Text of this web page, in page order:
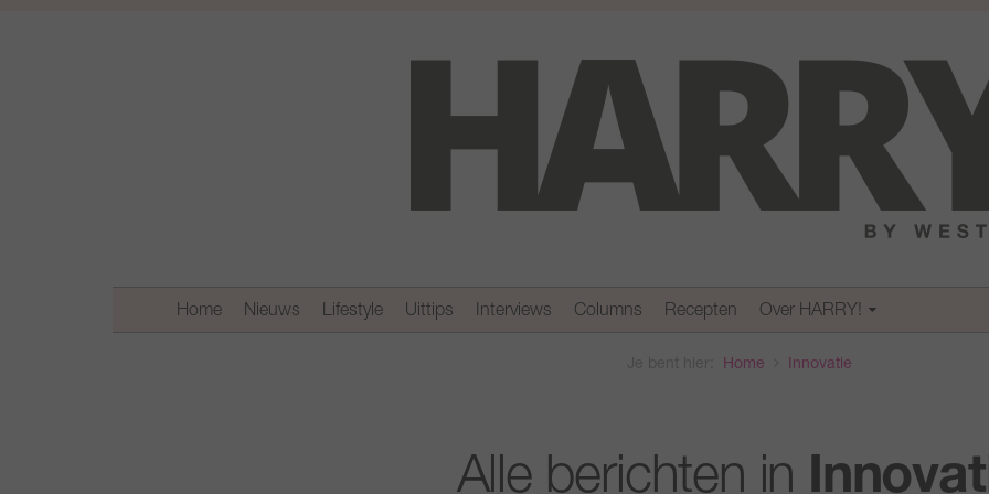
Home Nieuws Lifestyle Uittips Interviews Columns Recepten Over HARRY!
Home Innovatie
Alle berichten in